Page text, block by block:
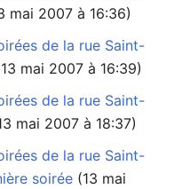
mai 2007 à 16:36)
de la rue Saint-
mai 2007 à 16:39)
de la rue Saint-
mai 2007 à 18:37)
de la rue Saint-
soirée